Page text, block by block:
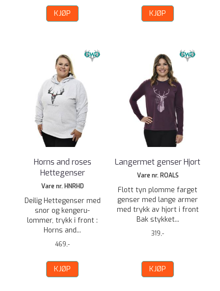
KJØP KJØP
Horns and roses
Hettegenser
Vare nr. HNRHD
Deilig Hettegenser med
snor og kengeru-
lommer, trykk i front :
Horns and...
469,-
KJØP
Langermet genser Hjort
Vare nr. ROALS
Flott tyn plomme farget
genser med lange armer
med trykk av hjort i front
Bak stykket...
319,-
KJØP